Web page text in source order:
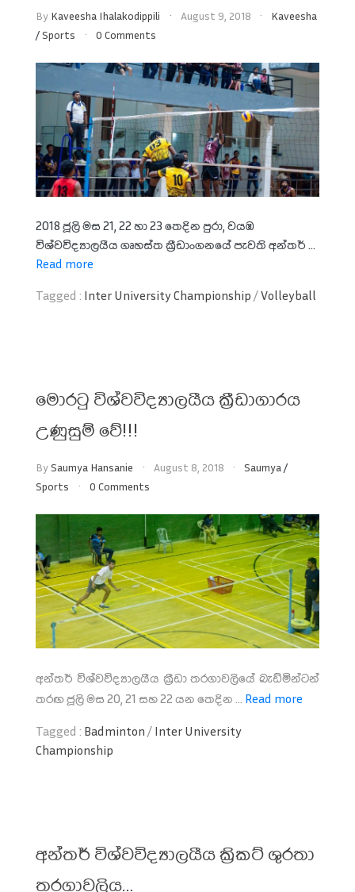
By Kaveesha Ihalakodippili August 9, 2018
Kaveesha
/Sports 0 Comments
2018 ජූලි මස 21, 22 හා 23 තෙදින පුරා, වයඹ
විශ්වවිද්‍යාලයීය ගෘහස්ත ක්‍රීඩාංගනයේ පැවති අන්තර් ...
Read more
Tagged : Inter University Championship /Volleyball
මොරටු විශ්වවිද්‍යාලයීය ක්‍රීඩාගාරය
උණුසුම් වේ!!!
BySaumya Hansanie August 8, 2018 Saumya/
Sports
0 Comments
අන්තර් විශ්වවිද්‍යාලයීය ක්‍රීඩා තරගාවලියේ බැඩ්මින්ටන්
තරඟ ජූලි මස 20, 21 සහ 22 යන තෙදින ... Read more
Tagged : Badminton / Inter University
Championship
අන්තර් විශ්වවිද්‍යාලයීය ක්‍රිකට් ශුරතා
තරගාවලිය…